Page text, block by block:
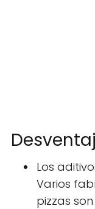
Los
Varios
pizzas